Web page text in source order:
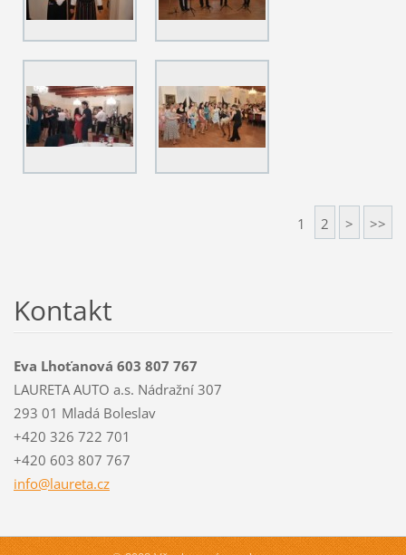
1 2 > >>
Kontakt
Eva Lhoťanová 603 807 767
LAURETA AUTO a.s. Nádražní 307
293 01 Mladá Boleslav
+420 326 722 701
+420 603 807 767
info@laureta.cz